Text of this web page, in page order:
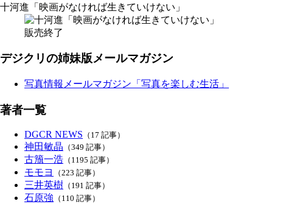
十河進「映画がなければ生きていけない」
販売終了
デジクリの姉妹版メールマガジン
写真情報メールマガジン「写真を楽しむ生活」
著者一覧
DGCR NEWS （17 記事）
神田敏晶 （349 記事）
古籏一浩 （1195 記事）
モモヨ （223 記事）
三井英樹 （191 記事）
石原強 （110 記事）